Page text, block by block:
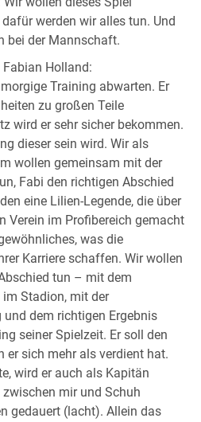
werden wir alles tun. Und
bei der Mannschaft.
Holland:
Training abwarten. Er
zu großen Teile
wird er sehr sicher bekommen.
dieser sein wird. Wir als
wollen gemeinsam mit der
Fabi den richtigen Abschied
eine Lilien-Legende, die über
Verein im Profibereich gemacht
was die
Karriere schaffen. Wir wollen
tun – mit dem
Stadion, mit der
dem richtigen Ergebnis
seiner Spielzeit. Er soll den
er sich mehr als verdient hat.
wird er auch als Kapitän
mir und Schuh
gedauert (lacht). Allein das